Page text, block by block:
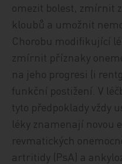
omezit bolest, zmírnit
kloubů a umožnit
Chorobu modifikující
zmírnit příznaky
na jeho progresi (i
funkční postižení. V
tyto předpoklady vždy
léky znamenají novou
revmatických
artritidy (PsA) a